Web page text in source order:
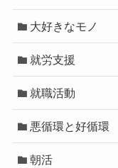
大好きなモノ
就労支援
就職活動
悪循環と好循環
朝活